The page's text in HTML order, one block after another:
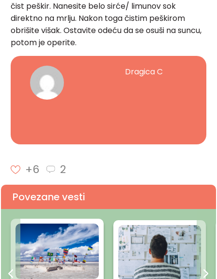
čist peškir. Nanesite belo sirće/ limunov sok
direktno na mrlju. Nakon toga čistim peškirom
obrišite višak. Ostavite odeću da se osuši na suncu,
potom je operite.
Dragica C
+6 2
Povezane vesti